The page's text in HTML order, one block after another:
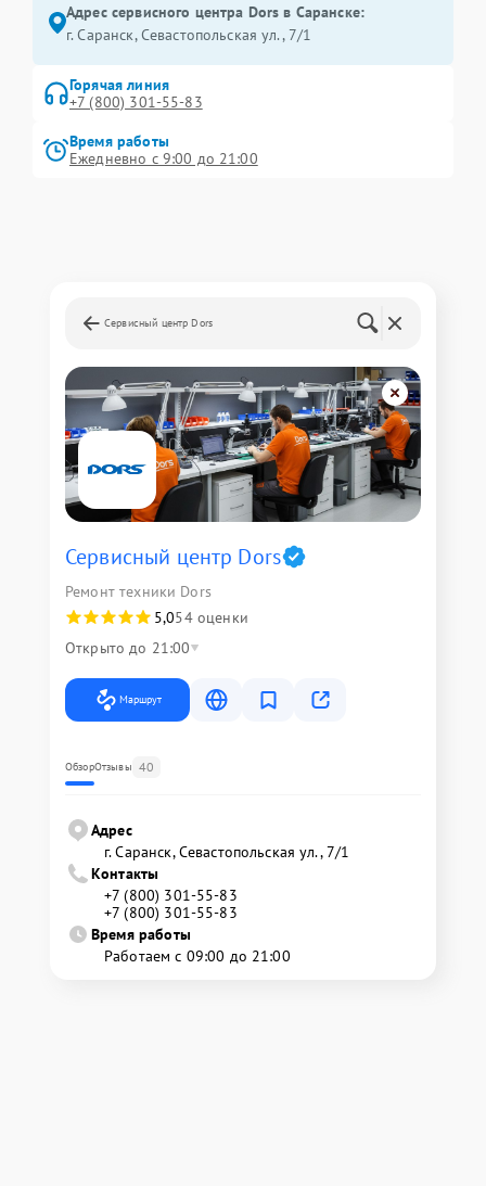
Адрес сервисного центра Dors в Саранске:
г. Саранск, Севастопольская ул., 7/1
Горячая линия
+7 (800) 301-55-83
Время работы
Ежедневно с 9:00 до 21:00
Сервисный центр Dors
Сервисный центр Dors
Ремонт техники Dors
5,054 оценки
Открыто до 21:00
Маршрут
ОбзорОтзывы 40
Адрес
г. Саранск, Севастопольская ул., 7/1
Контакты
+7 (800) 301-55-83
+7 (800) 301-55-83
Время работы
Работаем с 09:00 до 21:00